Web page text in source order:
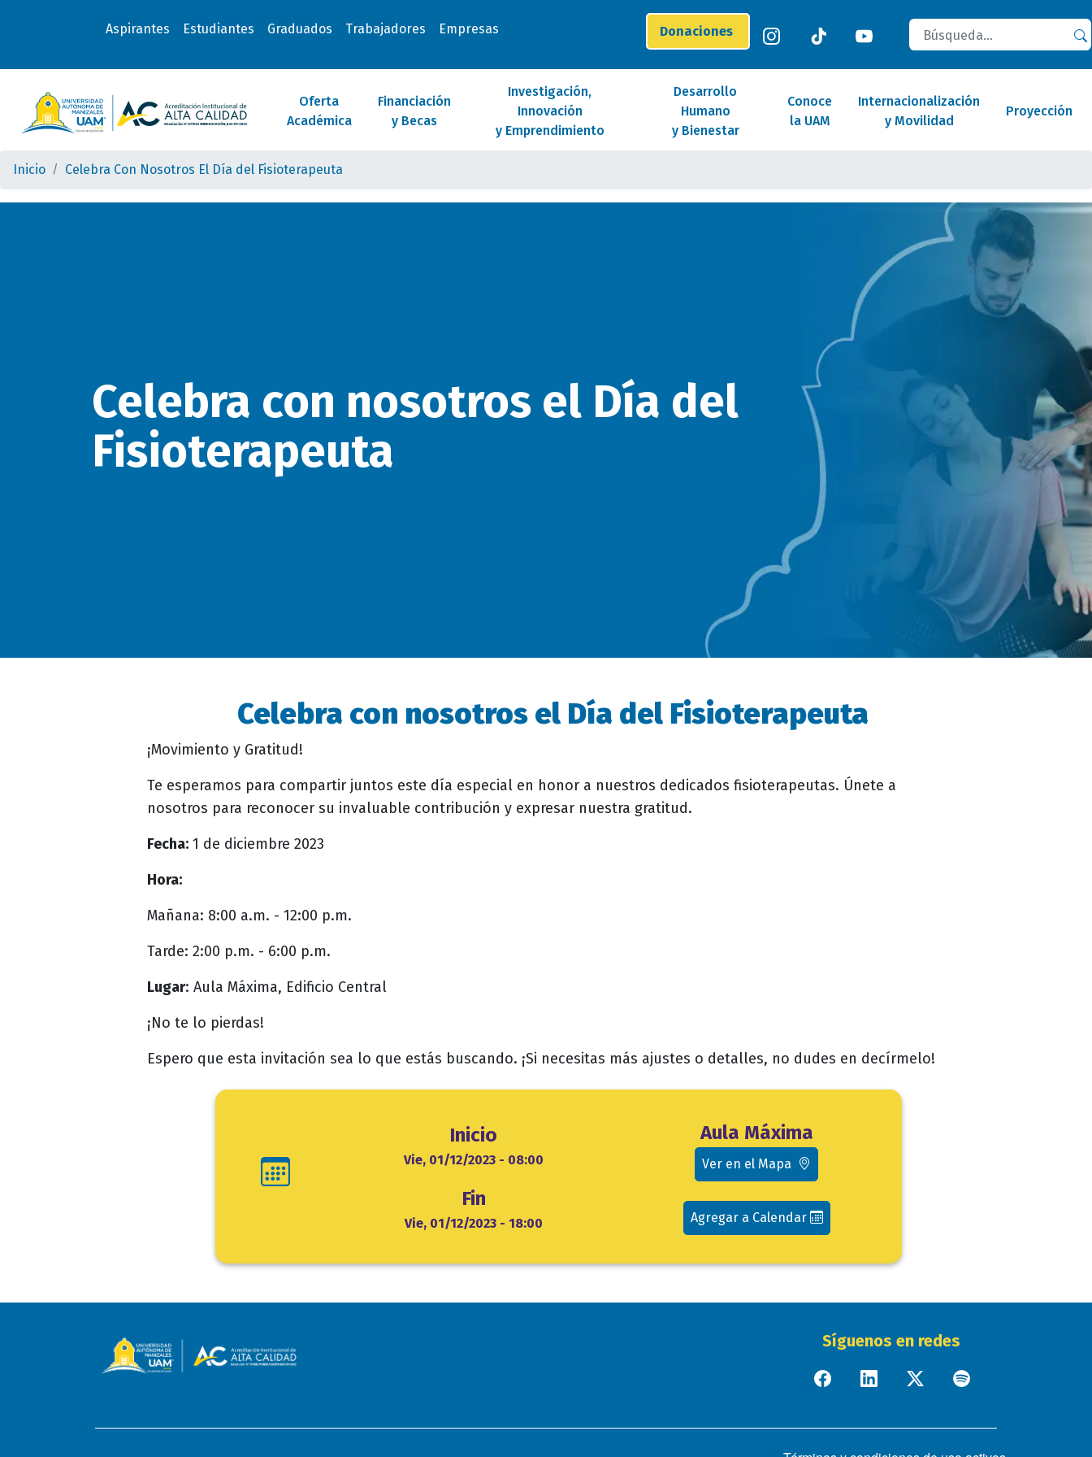
Aspirantes Estudiantes Graduados Trabajadores Empresas Donaciones
Buscar
Oferta
Académica
Financiación
y Becas
Investigación,
Innovación
y Emprendimiento
Desarrollo
Humano
y Bienestar
Conoce
la UAM
Internacionalización
y Movilidad
Proyección
Inicio Celebra Con Nosotros El Día del Fisioterapeuta
Celebra con nosotros el Día del
Fisioterapeuta
Celebra con nosotros el Día del Fisioterapeuta
¡Movimiento y Gratitud!
Te esperamos para compartir juntos este día especial en honor a nuestros dedicados fisioterapeutas. Únete a
nosotros para reconocer su invaluable contribución y expresar nuestra gratitud.
Fecha: 1 de diciembre 2023
Hora:
Mañana: 8:00 a.m. - 12:00 p.m.
Tarde: 2:00 p.m. - 6:00 p.m.
Lugar: Aula Máxima, Edificio Central
¡No te lo pierdas!
Espero que esta invitación sea lo que estás buscando. ¡Si necesitas más ajustes o detalles, no dudes en decírmelo!
Inicio
Vie, 01/12/2023 - 08:00
Fin
Vie, 01/12/2023 - 18:00
UbicaciónAula Máxima
Ver en el Mapa
Agregar a Calendar
Síguenos en redes